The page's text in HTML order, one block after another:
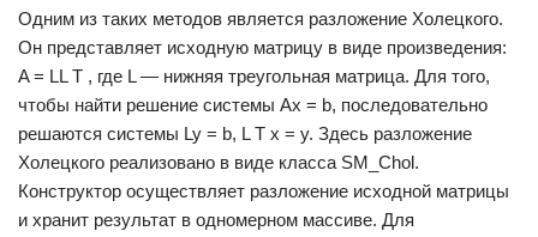
Одним из таких методов является разложение Холецкого.
Он представляет исходную матрицу в виде произведения:
A = LL T , где L — нижняя треугольная матрица. Для того,
чтобы найти решение системы Ax = b, последовательно
решаются системы Ly = b, L T x = y. Здесь разложение
Холецкого реализовано в виде класса SM_Chol.
Конструктор осуществляет разложение исходной матрицы
и хранит результат в одномерном массиве. Для